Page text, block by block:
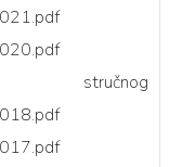
stručnog